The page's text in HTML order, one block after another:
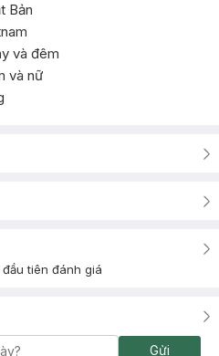
Bản
và đêm
và nữ
tiên đánh giá
Gửi